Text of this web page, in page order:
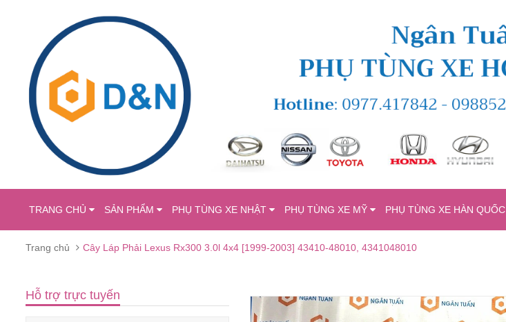
TRANG CHỦ SẢN PHẨM PHỤ TÙNG XE NHẬT PHỤ TÙNG XE MỸ PHỤ TÙNG XE HÀN QUỐC
Trang chủ Cây Láp Phải Lexus Rx300 3.0l 4x4 [1999-2003] 43410-48010, 4341048010
Hỗ trợ trực tuyến